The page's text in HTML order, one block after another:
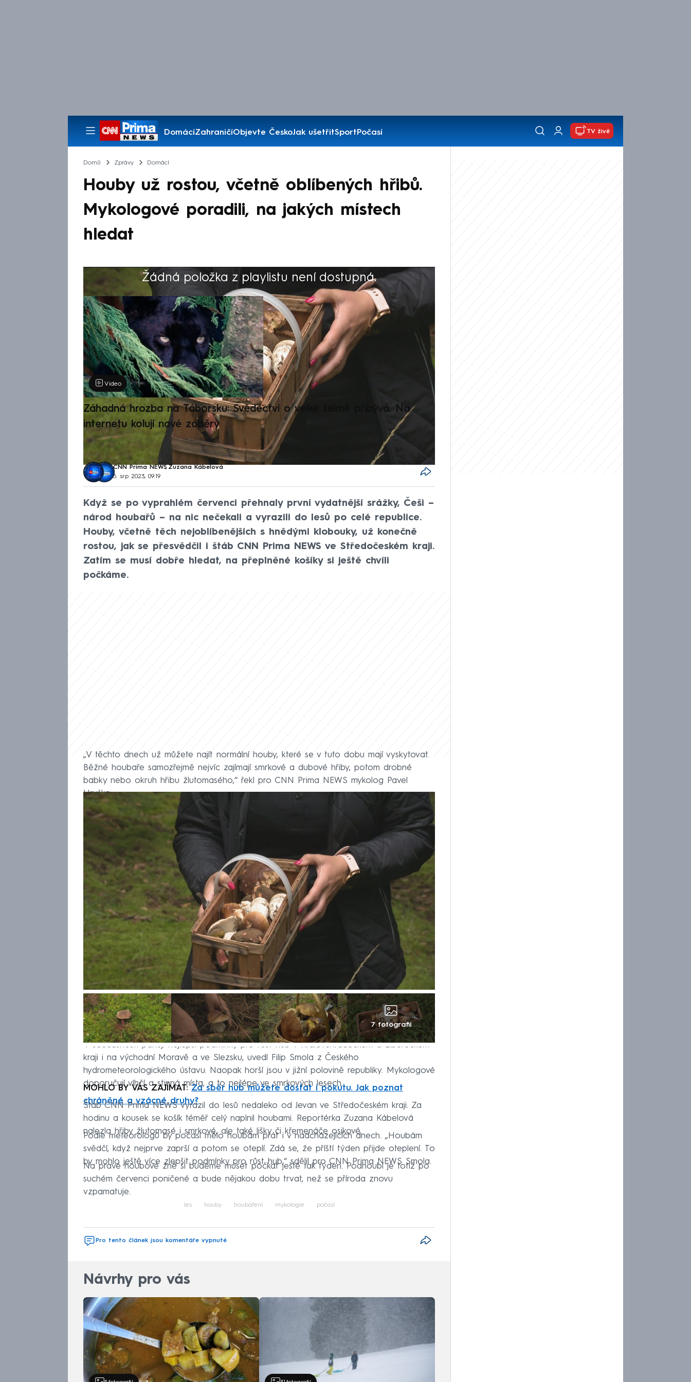
DomácíZahraničíObjevte ČeskoJak ušetřitSportPočasí
Pořady
TV živě
Domů Zprávy Domácí
Houby už rostou, včetně oblíbených hřibů.
Mykologové poradili, na jakých místech
hledat
Žádná položka z playlistu není dostupná.
Výběr redakce
Video
Záhadná hrozba na Táborsku: Svědectví o velké šelmě přibývá. Na
internetu kolují nové záběry
CNN Prima NEWS, Zuzana Kábelová
5. srp 2023, 09:19
Když se po vyprahlém červenci přehnaly první vydatnější srážky, Češi –
národ houbařů – na nic nečekali a vyrazili do lesů po celé republice.
Houby, včetně těch nejoblíbenějších s hnědými klobouky, už konečně
rostou, jak se přesvědčil i štáb CNN Prima NEWS ve Středočeském kraji.
Zatím se musí dobře hledat, na přeplněné košíky si ještě chvíli
počkáme.
„V těchto dnech už můžete najít normální houby, které se v tuto dobu mají vyskytovat.
Běžné houbaře samozřejmě nejvíc zajímají smrkové a dubové hřiby, potom drobné
babky nebo okruh hřibu žlutomasého,“ řekl pro CNN Prima NEWS mykolog Pavel
Hruška.
7 fotografií
V současnosti panují nejlepší podmínky pro růst hub v Královéhradeckém a Libereckém
kraji i na východní Moravě a ve Slezsku, uvedl Filip Smola z Českého
hydrometeorologického ústavu. Naopak horší jsou v jižní polovině republiky. Mykologové
doporučují vlhčí a stinná místa, a to nejlépe ve smrkových lesech.
MOHLO BY VÁS ZAJÍMAT:Za sběr hub můžete dostat i pokutu. Jak poznat
chráněné a vzácné druhy?
Štáb CNN Prima NEWS vyrazil do lesů nedaleko od Jevan ve Středočeském kraji. Za
hodinu a kousek se košík téměř celý naplnil houbami. Reportérka Zuzana Kábelová
nalezla hřiby žlutomasé i smrkové, ale také lišky či křemenáče osikové.
Podle meteorologů by počasí mělo houbám přát i v nadcházejících dnech. „Houbám
svědčí, když nejprve zaprší a potom se oteplí. Zdá se, že příští týden přijde oteplení. To
by mohlo ještě více zlepšit podmínky pro růst hub,“ sdělil pro CNN Prima NEWS Smola.
Na pravé houbové žně si budeme muset počkat ještě tak týden. Podhoubí je totiž po
suchém červenci poničené a bude nějakou dobu trvat, než se příroda znovu
vzpamatuje.
les houby houbaření mykologie počasí
Pro tento článek jsou komentáře vypnuté
Návrhy pro vás